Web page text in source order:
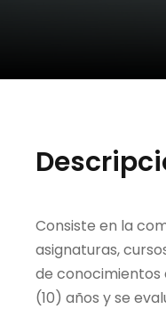
Consiste en la
asignaturas,
de conocimientos
(10) años y se